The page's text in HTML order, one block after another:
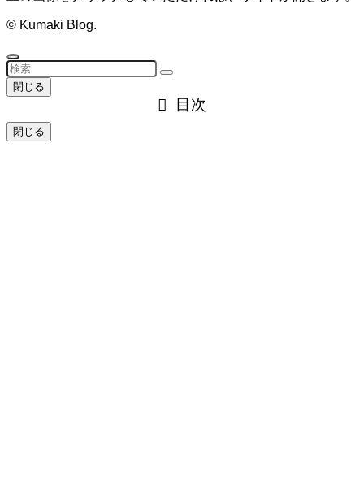
© Kumaki Blog.
閉じる
目次
閉じる